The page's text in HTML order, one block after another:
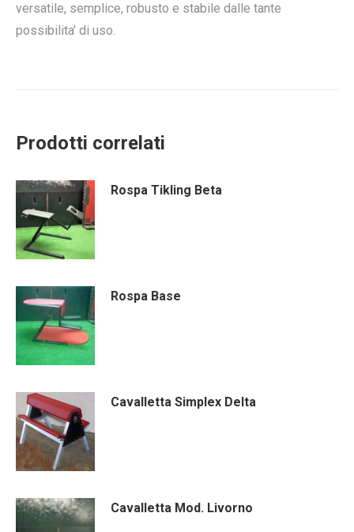
versatile, semplice, robusto e stabile dalle tante
possibilita’ di uso.
Prodotti correlati
Rospa Tikling Beta
Rospa Base
Cavalletta Simplex Delta
Cavalletta Mod. Livorno